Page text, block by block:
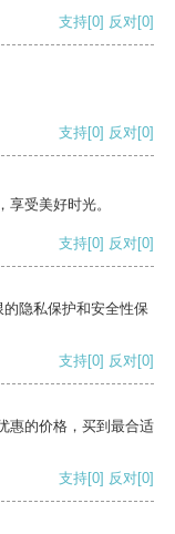
支持[0] 反对[0]
支持[0] 反对[0]
受美好时光。
支持[0] 反对[0]
隐私保护和安全性保
支持[0] 反对[0]
惠的价格，买到最合适
支持[0] 反对[0]